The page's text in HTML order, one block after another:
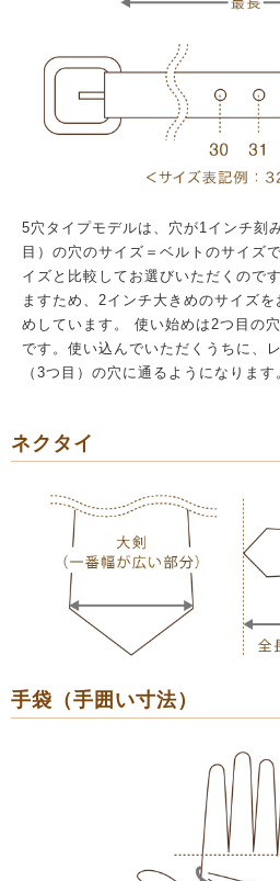
5穴タイプモデルは、穴が1インチ刻
目）の穴のサイズ＝ベルトのサイズ
イズと比較してお選びいただくので
ますため、2インチ大きめのサイズ
めしています。 使い始めは2つ目の
です。使い込んでいただくうちに、
（3つ目）の穴に通るようになりま
ネクタイ
手袋（手囲い寸法）